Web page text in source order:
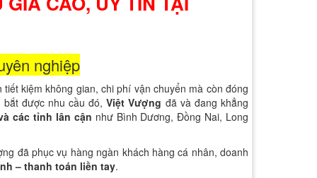
nghiệp
kiệm không gian, chi phí vận chuyển mà còn đóng
bắt được nhu cầu đó,Việt Vượng đã và đang khẳng
các tỉnh lân cận như Bình Dương, Đồng Nai, Long
đã phục vụ hàng ngàn khách hàng cá nhân, doanh
– thanh toán liền tay.